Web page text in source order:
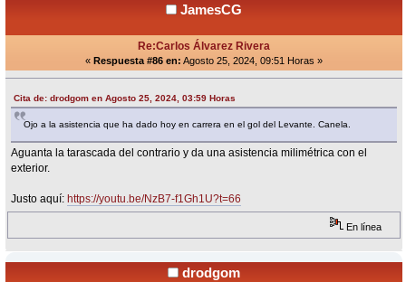
JamesCG
Re:Carlos Álvarez Rivera
« Respuesta #86 en: Agosto 25, 2024, 09:51 Horas »
Cita de: drodgom en Agosto 25, 2024, 03:59 Horas
Ojo a la asistencia que ha dado hoy en carrera en el gol del Levante. Canela.
Aguanta la tarascada del contrario y da una asistencia milimétrica con el
exterior.
Justo aquí:https://youtu.be/NzB7-f1Gh1U?t=66
En línea
drodgom